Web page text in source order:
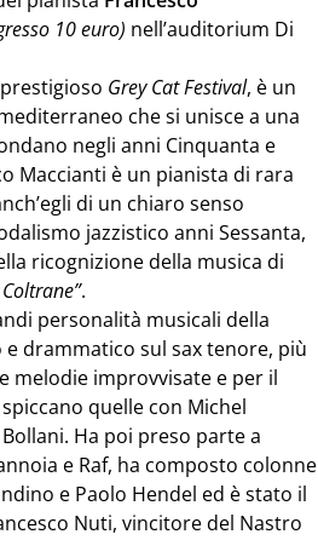
10 euro) nell’auditorium Di
Grey Cat Festival, è un
che si unisce a una
negli anni Cinquanta e
Maccianti è un pianista di rara
di un chiaro senso
jazzistico anni Sessanta,
ricognizione della musica di
.
personalità musicali della
drammatico sul sax tenore, più
melodie improvvisate e per il
quelle con Michel
Ha poi preso parte a
e Raf, ha composto colonne
e Paolo Hendel ed è stato il
Nuti, vincitore del Nastro